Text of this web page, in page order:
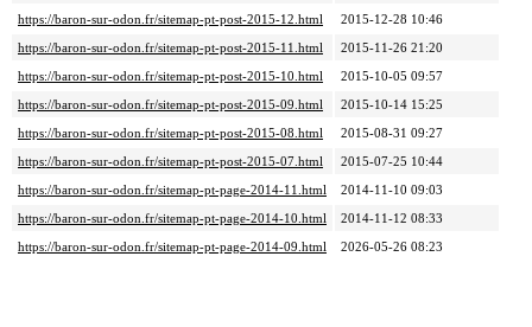
https://baron-sur-odon.fr/sitemap-pt-post-2015-12.html
2015-12-28 10:46
https://baron-sur-odon.fr/sitemap-pt-post-2015-11.html
2015-11-26 21:20
https://baron-sur-odon.fr/sitemap-pt-post-2015-10.html
2015-10-05 09:57
https://baron-sur-odon.fr/sitemap-pt-post-2015-09.html
2015-10-14 15:25
https://baron-sur-odon.fr/sitemap-pt-post-2015-08.html
2015-08-31 09:27
https://baron-sur-odon.fr/sitemap-pt-post-2015-07.html
2015-07-25 10:44
https://baron-sur-odon.fr/sitemap-pt-page-2014-11.html
2014-11-10 09:03
https://baron-sur-odon.fr/sitemap-pt-page-2014-10.html
2014-11-12 08:33
https://baron-sur-odon.fr/sitemap-pt-page-2014-09.html
2026-05-26 08:23